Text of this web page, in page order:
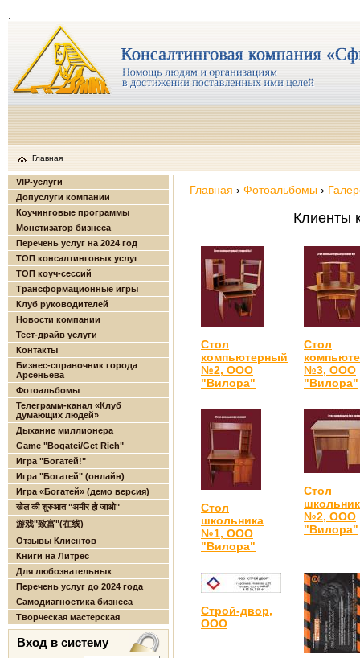
Главная
VIP-услуги
Допуслуги компании
Коучинговые программы
Монетизатор бизнеса
Перечень услуг на 2024 год
ТОП консалтинговых услуг
ТОП коуч-сессий
Трансформационные игры
Клуб руководителей
Новости компании
Тест-драйв услуги
Контакты
Бизнес-справочник города
Арсеньева
Фотоальбомы
Телеграмм-канал «Клуб
думающих людей»
Дыхание миллионера
Game "Bogatei/Get Rich"
Игра "Богатей!"
Игра "Богатей" (онлайн)
Игра «Богатей» (демо версия)
खेल की शुरुआत "अमीर हो जाओ"
游戏"致富"(在线)
Отзывы Клиентов
Книги на Литрес
Для любознательных
Перечень услуг до 2024 года
Самодиагностика бизнеса
Творческая мастерская
Вход в систему
Главная › Фотоальбомы ›
Клиенты
Стол
компьютерный
№2, ООО
"Вилора"
Стол
№3, ООО
"Вилора"
Стол
школьника
№1, ООО
"Вилора"
Стол
№2, ООО
"Вилора"
Строй-двор,
ООО